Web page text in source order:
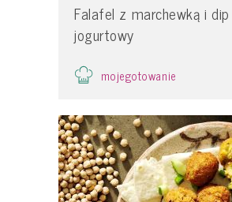
Falafel z marchewką i dip
jogurtowy
mojegotowanie